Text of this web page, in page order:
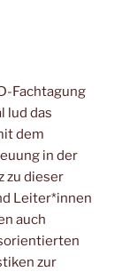
Fachtagung
lud das
dem
in der
zu dieser
Leiter*innen
auch
zur